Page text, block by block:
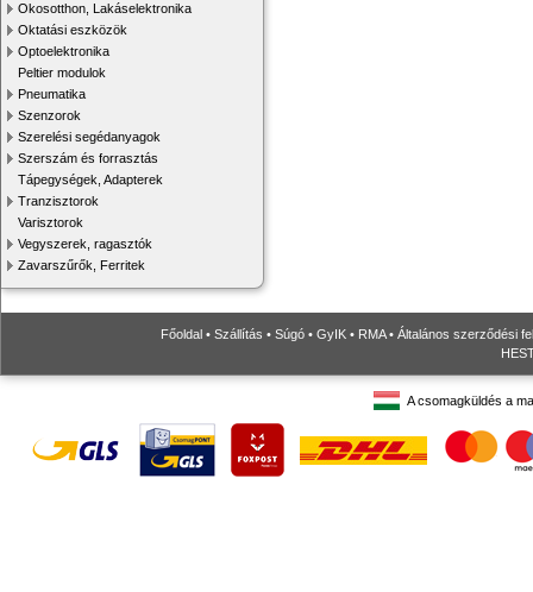
Okosotthon, Lakáselektronika
Oktatási eszközök
Optoelektronika
Peltier modulok
Pneumatika
Szenzorok
Szerelési segédanyagok
Szerszám és forrasztás
Tápegységek, Adapterek
Tranzisztorok
Varisztorok
Vegyszerek, ragasztók
Zavarszűrők, Ferritek
Főoldal • Szállítás • Súgó • GyIK • RMA• Általános szerződési
A csomagküldés a